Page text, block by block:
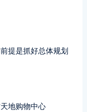
提是抓好总体规划
地购物中心